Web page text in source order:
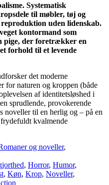
Systematisk
til møbler, tøj og
uden lidenskab.
kontormand som
pige, der foretrækker en
forhold til et levende
det moderne
for naturen og kroppen (både
af identitetsløshed i
sprudlende, provokerende
noveller til en herlig og – på en
kvalmende
og noveller,
, Horror, Humor,
, Køn, Krop, Noveller,